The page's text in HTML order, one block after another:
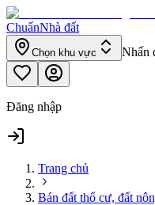
ChuẩnNhà đất
Chọn khu vực Nhấn
Đăng nhập
Trang chủ
Bán đất thổ cư, đất